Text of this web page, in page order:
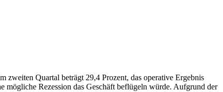
zweiten Quartal beträgt 29,4 Prozent, das operative Ergebnis
mögliche Rezession das Geschäft beflügeln würde. Aufgrund der